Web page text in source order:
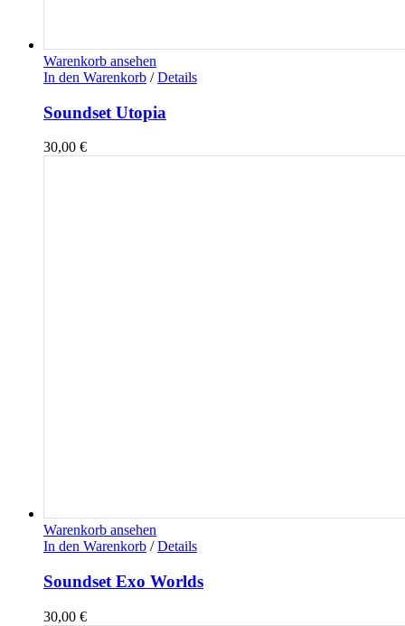
Warenkorb ansehen
In den Warenkorb / Details
Soundset Utopia
30,00 €
Warenkorb ansehen
In den Warenkorb / Details
Soundset Exo Worlds
30,00 €